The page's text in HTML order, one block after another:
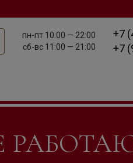
пн-пт 10:00 — 22:00
сб-вс 11:00 — 21:00
+7
+7